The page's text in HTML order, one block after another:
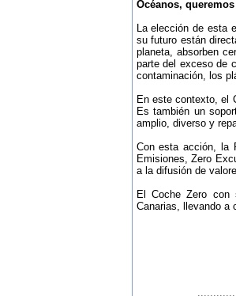
Océanos,
La elección de esta
su futuro están
planeta, absorben
parte del exceso de
contaminación, los
En este contexto, el
Es también un
amplio, diverso y
Con esta acción, la
Emisiones, Zero
a la difusión de
El Coche Zero con
Canarias, llevando a